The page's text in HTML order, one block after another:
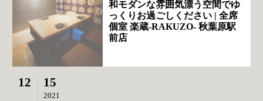
和モダンな雰囲気漂う空間でゆ
っくりお過ごしください | 全席
個室 楽蔵‐RAKUZO‐ 秋葉原駅
前店
12 15
2021